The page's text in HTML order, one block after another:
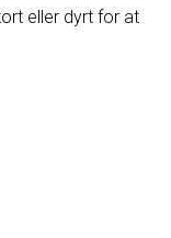
eller dyrt for at